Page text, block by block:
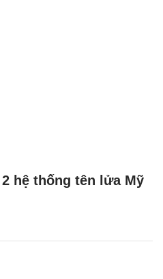
hệ thống tên lửa Mỹ